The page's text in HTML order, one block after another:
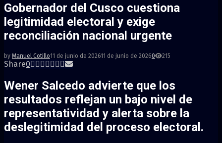
Gobernador del Cusco cuestiona
legitimidad electoral y exige
reconciliación nacional urgente
by Manuel Cotillo11 de junio de 202611 de junio de 20260 215
Share0
Wener Salcedo advierte que los
resultados reflejan un bajo nivel de
representatividad y alerta sobre la
deslegitimidad del proceso electoral.